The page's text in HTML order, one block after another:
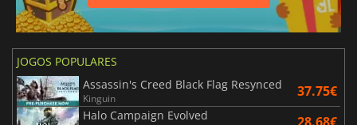
JOGOS POPULARES
Assassin's Creed Black Flag Resynced
Kinguin 37.75€
Halo Campaign Evolved